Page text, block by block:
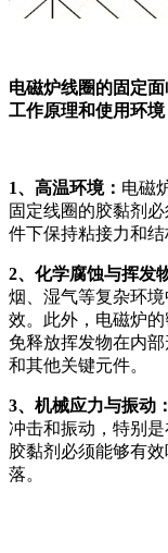
电磁炉线圈的固定
工作原理和使用环境
1、 高温环境： 电磁
固定线圈的胶黏剂
件下保持粘接力和结
2、 化学腐蚀与挥发
烟、湿气等复杂环
效。此外，电磁炉
免释放挥发物在内
和其他关键元件。
3、机械应力与振动：
冲击和振动，特别
胶黏剂必须能够有
落。